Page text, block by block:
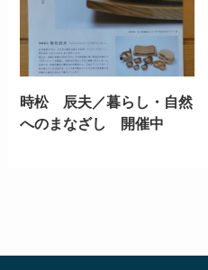
時松 辰夫／暮らし・自然
へのまなざし 開催中